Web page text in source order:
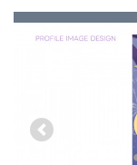
Previous